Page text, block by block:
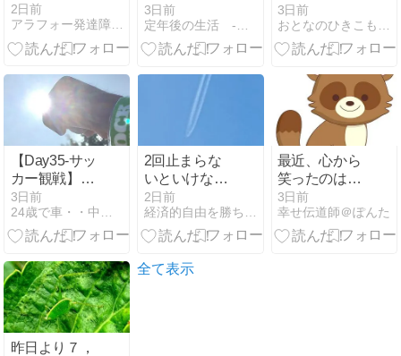
2日前
アラフォー発達障害、社会復帰への道＊* 。*
3日前
｜難しさ
3日前
【Day35-サッ
カー観戦】観
たい試合の優
先順位を決め
る〜Road to
3日前
24歳で車・・中略・・人生逆転していく男の話。
2回止まらな
いといけない
罠｜通勤路で
の交通違反と
足がない苦労
2日前
経済的自由を勝ち取り心と体の健康を保って幸せに長生きする方法
最近、心から
笑ったのはい
つですか？
3日前
幸せ伝道師＠ぽんた
昨日より７，
全て表示